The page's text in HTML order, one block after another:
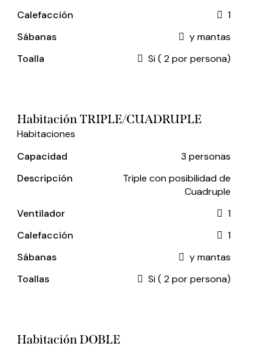
Calefacción
1
Sábanas
y mantas
Toalla
Si ( 2 por persona)
Habitación TRIPLE/CUADRUPLE
Habitaciones
Capacidad
3 personas
Descripción
Triple con posibilidad de
Cuadruple
Ventilador
1
Calefacción
1
Sábanas
y mantas
Toallas
Si ( 2 por persona)
Habitación DOBLE